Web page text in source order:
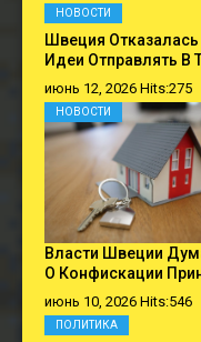
Швеция
Идеи Отправлять В
июнь 12, 2026 Hits:275
НОВОСТИ
Власти Швеции
О Конфискации
июнь 10, 2026 Hits:546
НОВОСТИ
ПОЛИТИКА